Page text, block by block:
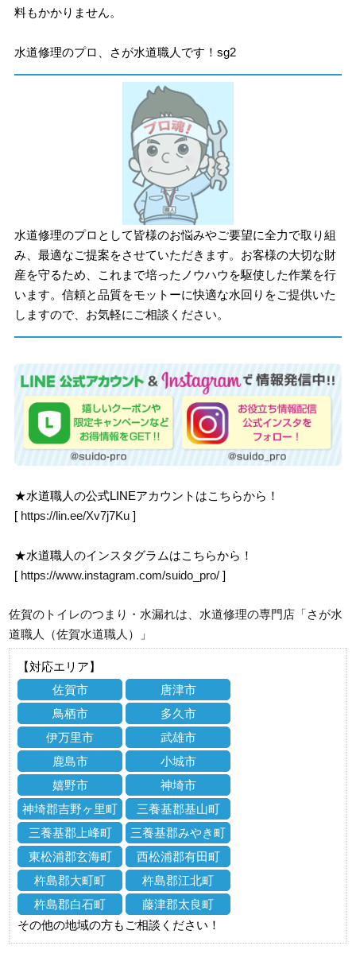
料もかかりません。
水道修理のプロ、さが水道職人です！sg2
水道修理のプロとして皆様のお悩みやご要望に全力で取り組
み、最適なご提案をさせていただきます。お客様の大切な財
産を守るため、これまで培ったノウハウを駆使した作業を行
います。信頼と品質をモットーに快適な水回りをご提供いた
しますので、お気軽にご相談ください。
★水道職人の公式LINEアカウントはこちらから！
[ https://lin.ee/Xv7j7Ku ]
★水道職人のインスタグラムはこちらから！
[ https://www.instagram.com/suido_pro/ ]
佐賀のトイレのつまり・水漏れは、水道修理の専門店「さが水
道職人（佐賀水道職人）」
【対応エリア】
佐賀市
唐津市
鳥栖市
多久市
伊万里市
武雄市
鹿島市
小城市
嬉野市
神埼市
神埼郡吉野ヶ里町
三養基郡基山町
三養基郡上峰町
三養基郡みやき町
東松浦郡玄海町
西松浦郡有田町
杵島郡大町町
杵島郡江北町
杵島郡白石町
藤津郡太良町
その他の地域の方もご相談ください！